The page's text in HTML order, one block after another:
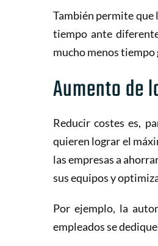
También permite que
tiempo ante
mucho menos tiempo
Aumento de
Reducir costes es,
quieren lograr el
las empresas a
sus equipos y
Por ejemplo, la
empleados se